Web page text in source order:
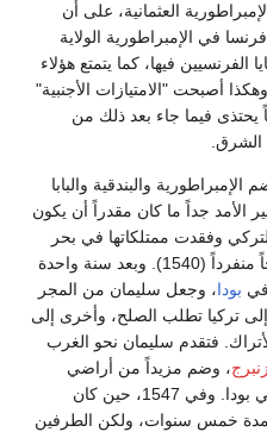
العثمانية، على أن
في الإمبراطورية الولاية
الفرنسيين فيها، كما يتمتع هؤلاء
بالحرية الدينية الكاملة(25). وهكذا أصبحت "الامتيازات الأجنبية"
يحتذى فيما جاء بعد ذلك من
الشرق.
والبندقية والبابا
الأمد جداً ما كان مقدراً أن يكون
وفقدت ممتلكاتها في بحر
إيجة وشاطئ دلماشيا، ووقعت صلحاً منفرداً (1540). وبعد سنة واحدة
بودا، وجعل سليمان من المجر
إلى تركيا تطلب الصلح، وأخرى إلى
فتقدم سليمان نحو الغرب
، وضم مزيداً من أراضي
المجر إلى الباشا (الحاكم التركي) في بودا. وفي 1547، حين كان
خمس سنوات، ولكن الطرفين